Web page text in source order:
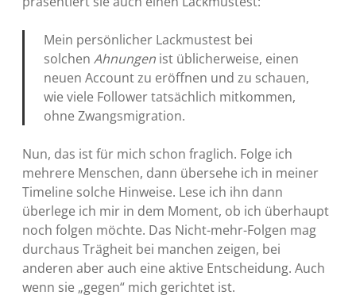
Mein persönlicher Lackmustest bei
solchen Ahnungen ist üblicherweise, einen
neuen Account zu eröffnen und zu schauen,
wie viele Follower tatsächlich mitkommen,
ohne Zwangsmigration.
Nun, das ist für mich schon fraglich. Folge ich
mehrere Menschen, dann übersehe ich in meiner
Timeline solche Hinweise. Lese ich ihn dann
überlege ich mir in dem Moment, ob ich überhaupt
noch folgen möchte. Das Nicht-mehr-Folgen mag
durchaus Trägheit bei manchen zeigen, bei
anderen aber auch eine aktive Entscheidung. Auch
wenn sie „gegen“ mich gerichtet ist.